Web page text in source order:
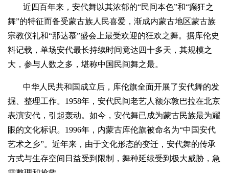
近四百年来，安代舞以其浓郁的“民间本色”和“癫狂之
舞”的特征而备受蒙古族人民喜爱，渐成内蒙古地区蒙古族
宗教仪礼和“那达慕”盛会上最受欢迎的狂欢之舞。据库伦史
料记载，单场安代最长持续时间竟达四十多天，其规模之
大，参与人数之多，堪称中国民间舞之最。
中华人民共和国成立后，库伦旗全面开展了安代舞的发
掘、整理工作。1958年，安代民间老艺人额尔敦巴拉在北京
表演安代，引起轰动。如今，安代舞已成为蒙古民族最为耀
眼的文化标识。1996年，内蒙古库伦旗被命名为“中国安代
艺术之乡”。近年来，由于文化形态的变迁，安代舞的传承
方式与生存空间日益受到限制，舞种延续受到极大威胁，急